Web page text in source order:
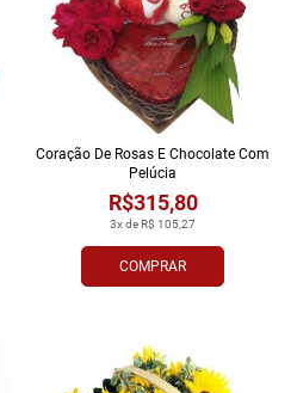
COMPRAR
3x de R$ 105,27
R$315,80
Coração De Rosas E Chocolate Com
Pelúcia